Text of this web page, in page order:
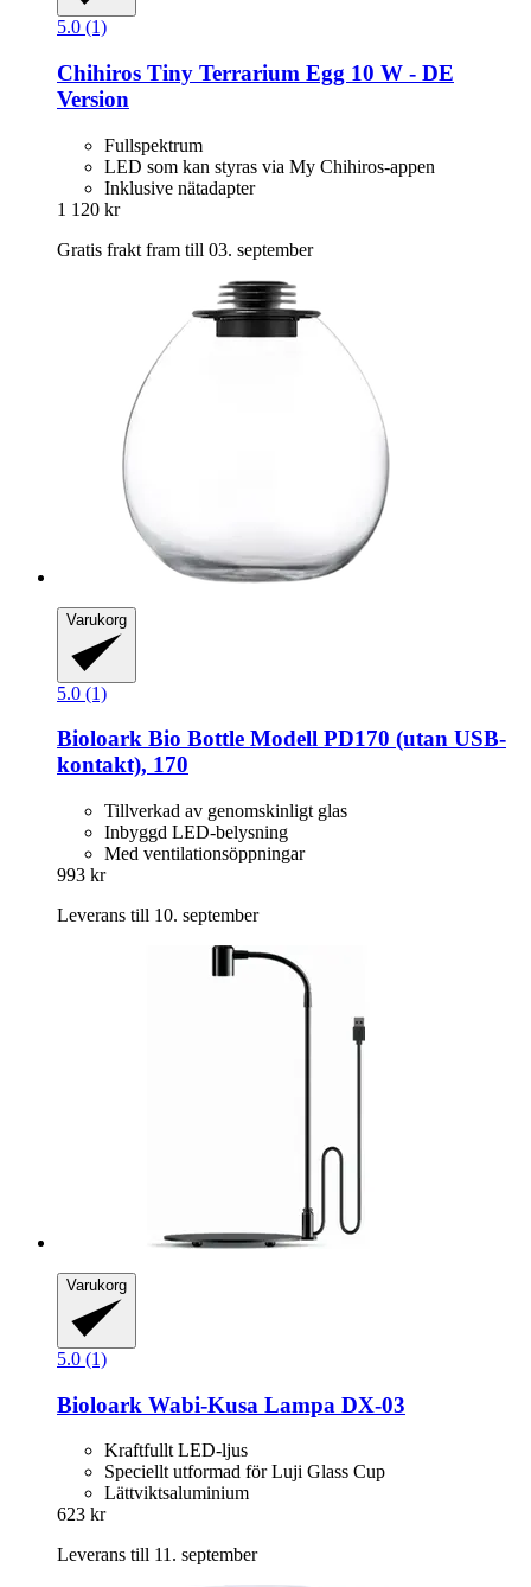
5.0 (1)
Chihiros Tiny Terrarium Egg 10 W -​ DE
Version
Fullspektrum
LED som kan styras via My Chihiros-appen
Inklusive nätadapter
1 120 kr
Gratis frakt fram till 03. september
Varukorg
5.0 (1)
Bioloark Bio Bottle Modell PD170 (utan USB-​
kontakt), 170
Tillverkad av genomskinligt glas
Inbyggd LED-belysning
Med ventilationsöppningar
993 kr
Leverans till 10. september
Varukorg
5.0 (1)
Bioloark Wabi-​Kusa Lampa DX-​03
Kraftfullt LED-ljus
Speciellt utformad för Luji Glass Cup
Lättviktsaluminium
623 kr
Leverans till 11. september